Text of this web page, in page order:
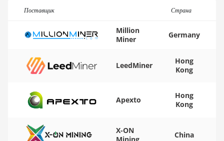
BITMAIN AntMiner S17
BITMAIN AntMiner S17
BITMAIN AntMiner S17+
BITMAIN AntMiner S19
BITMAIN AntMiner S19
Поставщик Страна
Million
Miner
Germany
LeedMiner
Hong
Kong
Apexto
Hong
Kong
X-ON
China